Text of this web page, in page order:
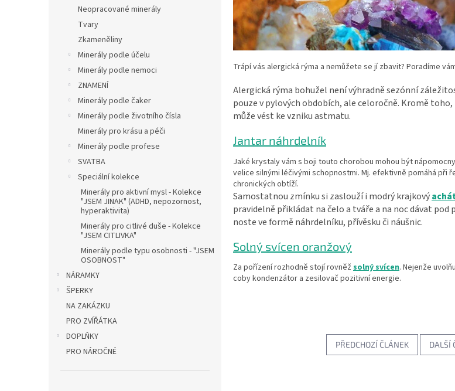
Neopracované minerály
Tvary
Zkameněliny
Minerály podle účelu
Minerály podle nemoci
ZNAMENÍ
Minerály podle čaker
Minerály podle životního čísla
Minerály pro krásu a péči
Minerály podle profese
SVATBA
Speciální kolekce
Minerály pro aktivní mysl - Kolekce
"JSEM JINAK" (ADHD, nepozornost,
hyperaktivita)
Minerály pro citlivé duše - Kolekce
"JSEM CITLIVKA"
Minerály podle typu osobnosti - "JSEM
OSOBNOST"
NÁRAMKY
ŠPERKY
NA ZAKÁZKU
PRO ZVÍŘÁTKA
DOPLŇKY
PRO NÁROČNÉ
Trápí vás alergická rýma a nemůžete se jí zbavit? Poradíme
Alergická rýma bohužel není výhradně sezónní
pouze v pylových obdobích, ale celoročně. Kromě
může vést ke vzniku astmatu.
Jantar náhrdelník
Jaké krystaly vám s boji touto chorobou mohou být
velice silnými léčivými schopnostmi. Mj. efektivně pomáhá při
chronických obtíží.
Samostatnou zmínku si zaslouží i modrý krajkový
pravidelně přikládat na čelo a tváře a na noc dávat pod
noste ve formě náhrdelníku, přívěsku či náušnic.
Solný svícen oranžový
Za pořízení rozhodně stojí rovněž solný svícen. Nejenže
coby kondenzátor a zesilovač pozitivní energie.
PŘEDCHOZÍ ČLÁNEK DALŠÍ